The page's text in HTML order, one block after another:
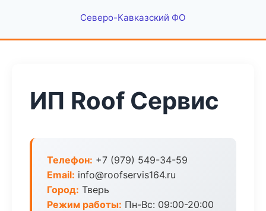
Северо-Кавказский ФО
ИП Roof Сервис
Телефон: +7 (979) 549-34-59
Email: info@roofservis164.ru
Город: Тверь
Режим работы: Пн-Вс: 09:00-20:00